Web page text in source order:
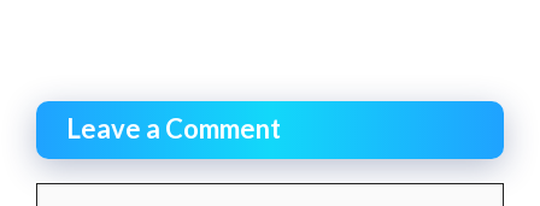
Leave a Comment